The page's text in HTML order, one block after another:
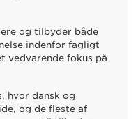
og tilbyder både
indenfor fagligt
vedvarende fokus på
hvor dansk og
og de fleste af